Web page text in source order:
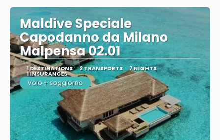
Maldive Speciale
Capodanno da Milano
Malpensa 02.01
1 DESTINATIONS 2 TRANSPORTS 7 NIGHTS
1 INSURANCES
Volo + soggiorno